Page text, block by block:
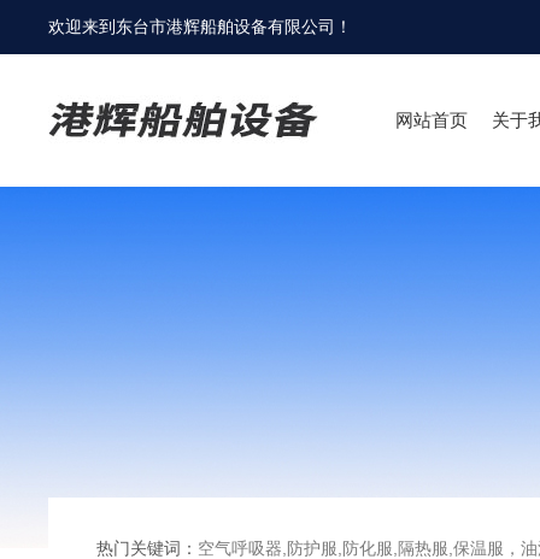
欢迎来到 东台市港辉船舶设备有限公司 ！
网站首页 关于
热门关键词： 空气呼吸器,防护服,防化服,隔热服,保温服，